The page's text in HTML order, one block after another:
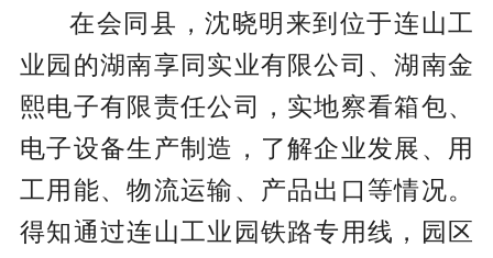
在会同县，沈晓明来到位于连山工
业园的湖南享同实业有限公司、湖南金
熙电子有限责任公司，实地察看箱包、
电子设备生产制造，了解企业发展、用
工用能、物流运输、产品出口等情况。
得知通过连山工业园铁路专用线，园区